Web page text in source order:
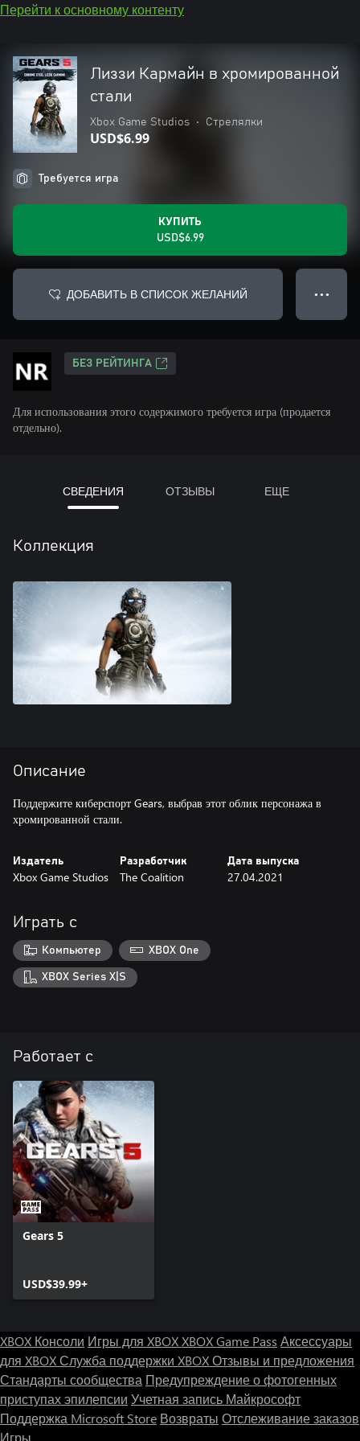
Перейти к основному контенту
Лиззи Кармайн в хромированной
стали
Xbox Game Studios • Стрелялки
USD$6.99
Требуется игра
КУПИТЬ
USD$6.99
ДОБАВИТЬ В СПИСОК ЖЕЛАНИЙ ● ● ●
БЕЗ РЕЙТИНГА
Для использования этого содержимого требуется игра (продается
отдельно).
СВЕДЕНИЯ ОТЗЫВЫ ЕЩЕ
Коллекция
Описание
Поддержите киберспорт Gears, выбрав этот облик персонажа в
хромированной стали.
Издатель
Xbox Game Studios
Разработчик
The Coalition
Дата выпуска
27.04.2021
Играть с
Компьютер XBOX One
XBOX Series X|S
Работает с
Gears 5
USD$39.99+
XBOX Консоли Игры для XBOXXBOX Game Pass Аксессуары
для XBOXСлужба поддержки XBOXОтзывы и предложения
Стандарты сообщества Предупреждение о фотогенных
приступах эпилепсии Учетная запись Майкрософт
Поддержка Microsoft Store Возвраты Отслеживание заказов
Игры